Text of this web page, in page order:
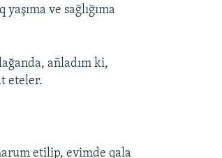
ve sağlığıma
añladım ki,
eteler.
etilip, evimde qala